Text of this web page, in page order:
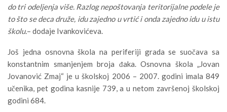
do tri odeljenja više. Razlog nepoštovanja teritorijalne podele je
to što se deca druže, idu zajedno u vrtić i onda zajedno idu u istu
školu.– dodaje Ivankovićeva.
Još jedna osnovna škola na periferiji grada se suočava sa
konstantnim smanjenjem broja đaka. Osnovna škola „Jovan
Jovanović Zmaj“ je u školskoj 2006 – 2007. godini imala 849
učenika, pet godina kasnije 739, a u netom završenoj školskoj
godini 684.